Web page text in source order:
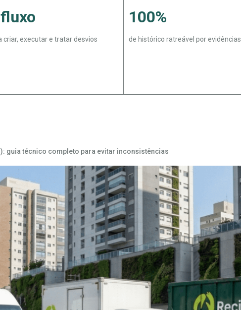
criar, executar e tratar desvios
100%
de histórico ratreável por evidências.
guia técnico completo para evitar inconsistências